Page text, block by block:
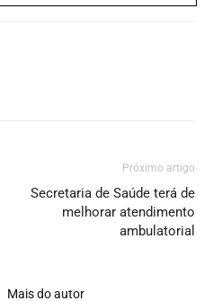
Próximo artigo
Secretaria de Saúde terá de
melhorar atendimento
ambulatorial
Mais do autor